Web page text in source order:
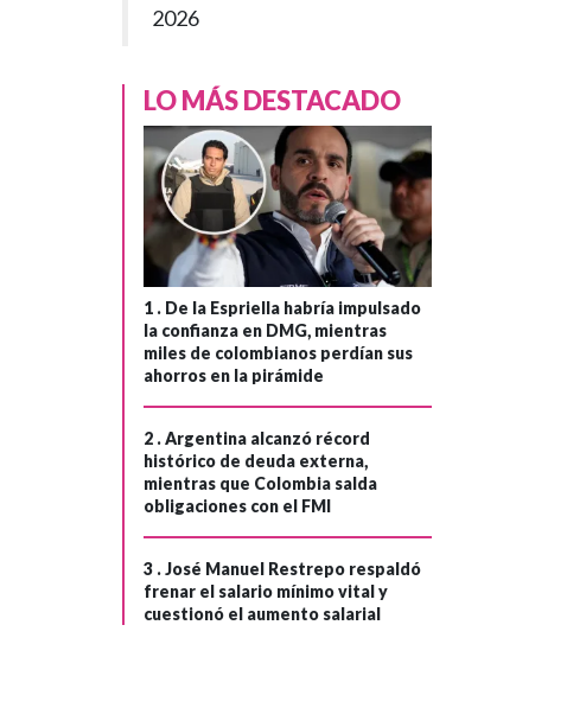
2026
LO MÁS DESTACADO
1 . De la Espriella habría impulsado
la confianza en DMG, mientras
miles de colombianos perdían sus
ahorros en la pirámide
2 .Argentina alcanzó récord
histórico de deuda externa,
mientras que Colombia salda
obligaciones con el FMI
3 .José Manuel Restrepo respaldó
frenar el salario mínimo vital y
cuestionó el aumento salarial